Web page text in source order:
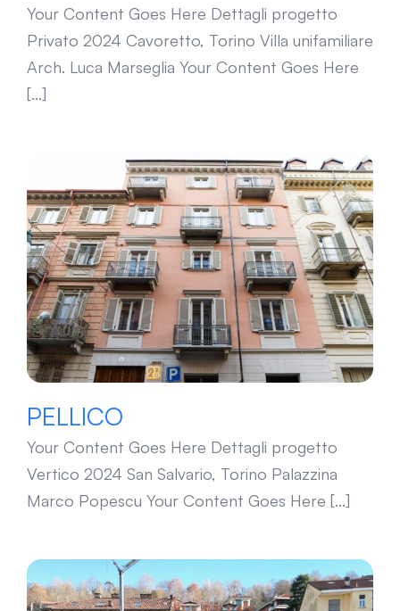
Your Content Goes Here Dettagli progetto
Privato 2024 Cavoretto, Torino Villa unifamiliare
Arch. Luca Marseglia Your Content Goes Here
[...]
PELLICO
PELLICO
Your Content Goes Here Dettagli progetto
Vertico 2024 San Salvario, Torino Palazzina
Marco Popescu Your Content Goes Here [...]